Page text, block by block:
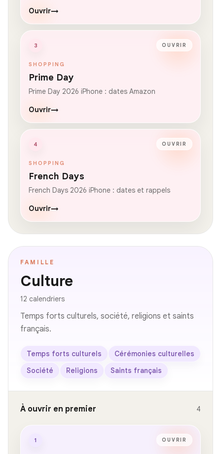
Ouvrir→
3 OUVRIR
SHOPPING
Prime Day
Prime Day 2026 iPhone : dates Amazon
Ouvrir→
4 OUVRIR
SHOPPING
French Days
French Days 2026 iPhone : dates et rappels
Ouvrir→
FAMILLE
Culture
12 calendriers
Temps forts culturels, société, religions et saints
français.
Temps forts culturels
Cérémonies culturelles
Société
Religions Saints français
À ouvrir en premier 4
1 OUVRIR